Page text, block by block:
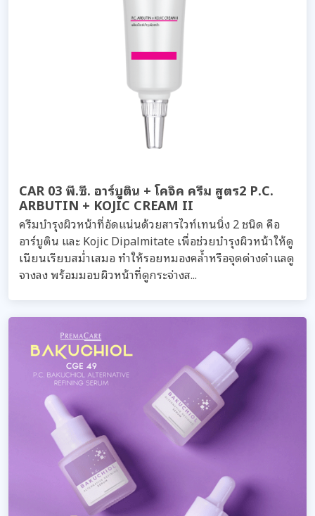
CAR 03 พี.ซี. อาร์บูติน + โคจิค ครีม สูตร2 P.C.
ARBUTIN + KOJIC CREAM II
ครีมบำรุงผิวหน้าที่อัดแน่นด้วยสารไวท์เทนนิ่ง 2 ชนิด คือ
อาร์บูติน และ Kojic Dipalmitate เพื่อช่วยบำรุงผิวหน้าให้ดู
เนียนเรียบสม่ำเสมอ ทำให้รอยหมองคล้ำหรือจุดด่างดำแลดู
จางลง พร้อมมอบผิวหน้าที่ดูกระจ่างส...